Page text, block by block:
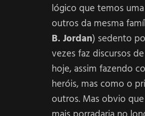
lógico que temos
outros da mesma
B. Jordan) sedento
vezes faz discursos
hoje, assim fazendo
heróis, mas como o
outros. Mas obvio